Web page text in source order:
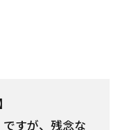
すが、残念な